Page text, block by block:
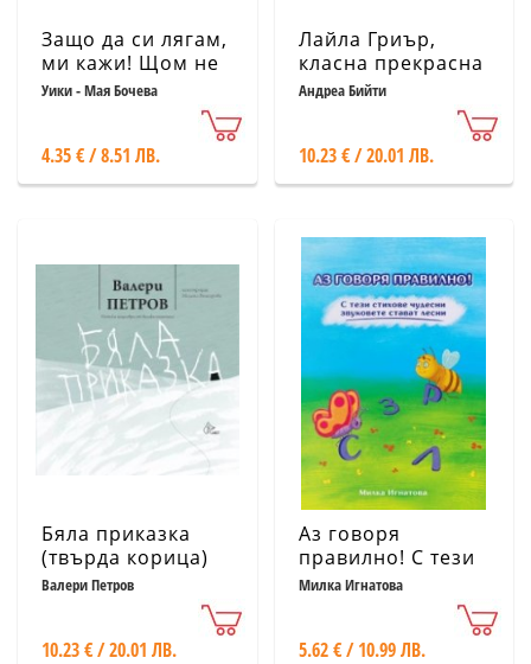
Защо да си лягам,
ми кажи! Щом не
ми се спи?
Уики - Мая Бочева
4.35 € / 8.51 ЛВ.
Лайла Гриър,
класна прекрасна
Андреа Бийти
10.23 € / 20.01 ЛВ.
Бяла приказка
(твърда корица)
Валери Петров
10.23 € / 20.01 ЛВ.
Аз говоря
правилно! С тези
стихове чудесни
звуковете стават
Милка Игнатова
5.62 € / 10.99 ЛВ.